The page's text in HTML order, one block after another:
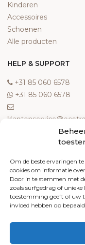
Om de beste ervaringen
cookies om informatie
Door in te stemmen met
zoals surfgedrag of unieke
toestemming geeft of uw
invloed hebben op
Kinderen
Accessoires
Schoenen
Alle producten
HELP & SUPPORT
‎+31 85 060 6578
‎+31 85 060 6578
Meest gestelde
Contact
Algemene
Retourneren
Klachten
Privacy policy